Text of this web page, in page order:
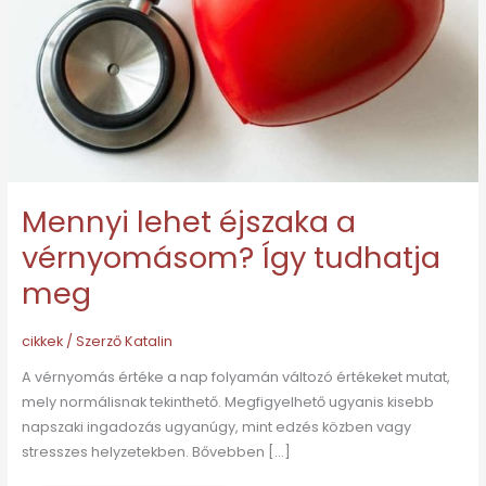
Mennyi lehet éjszaka a
vérnyomásom? Így tudhatja
meg
cikkek/ SzerzőKatalin
A vérnyomás értéke a nap folyamán változó értékeket mutat,
mely normálisnak tekinthető. Megfigyelhető ugyanis kisebb
napszaki ingadozás ugyanúgy, mint edzés közben vagy
stresszes helyzetekben. Bővebben […]
Így
tudhatja
meg